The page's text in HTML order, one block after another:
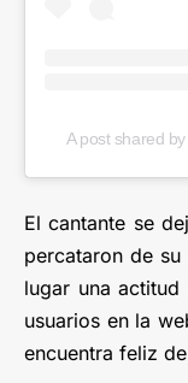
A post shared
El cantante se
percataron de
lugar una
usuarios en la
encuentra feliz